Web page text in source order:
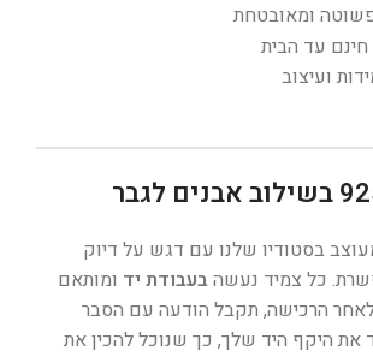
ומאובטחת
עד הבית
ועיצוב
בסטודיו שלנו עם דגש על דיוק
כל צמיד נעשה בעבודת יד ומותאם
לאחר הרכישה, תקבל הודעה עם הסבר
את היקף היד שלך, כך שנוכל להכין את